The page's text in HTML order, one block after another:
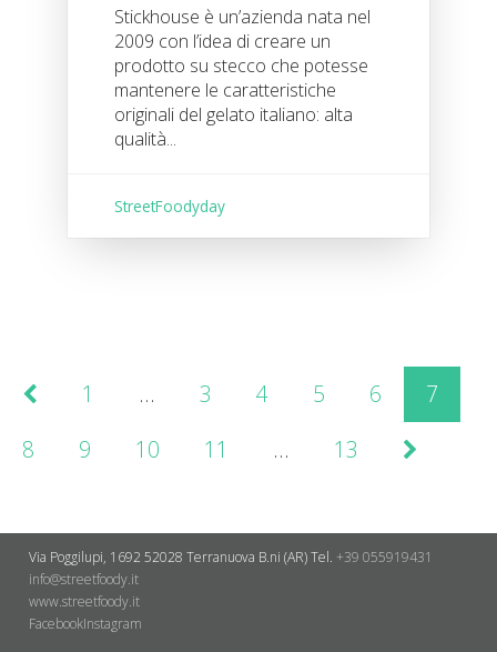
Stickhouse è un’azienda nata nel
2009 con l’idea di creare un
prodotto su stecco che potesse
mantenere le caratteristiche
originali del gelato italiano: alta
qualità...
StreetFoodyday
1 … 3 4 5 6
7
8
9 10 11 … 13
Via Poggilupi, 1692 52028 Terranuova B.ni (AR)Tel. +39 055919431
info@streetfoody.it
www.streetfoody.it
Facebook​Instagram